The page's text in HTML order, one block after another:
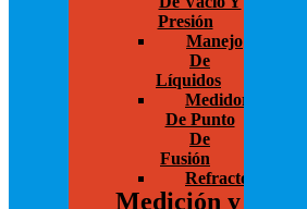
Presión
Manejo
De
Líquidos
Medidores
De Punto
De
Fusión
Refractómetro
Medición y